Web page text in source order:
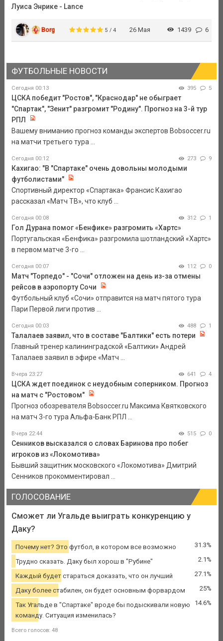
Луиса Энрике - Lance
Borg 5 / 4 26 Мая 1439 6
ФУТБОЛЬНЫЕ НОВОСТИ
Сегодня 00:13 395 5
ЦСКА победит "Ростов", "Краснодар" не обыграет
"Спартак", "Зенит" разгромит "Родину". Прогноз на 3-й тур
РПЛ
Вашему вниманию прогноз команды экспертов Bobsoccer.ru
на матчи третьего тура ...
Сегодня 00:12 273 9
Кахигао: "В "Спартаке" очень довольны молодыми
футболистами"
Спортивный директор «Спартака» Франсис Кахигао
рассказал «Матч ТВ», что клуб ...
Сегодня 00:08 312 1
Гол Дурана помог «Бенфике» разгромить «Хартс»
Португальская «Бенфика» разгромила шотландский «Хартс»
в первом матче 3-го ...
Сегодня 00:07 112 0
Матч "Торпедо" - "Сочи" отложен на день из-за отмены
рейсов в аэропорту Сочи
Футбольный клуб «Сочи» отправится на матч пятого тура
Пари Первой лиги против ...
Сегодня 00:03 488 1
Талалаев заявил, что в составе "Балтики" есть потери
Главный тренер калининградской «Балтики» Андрей
Талалаев заявил в эфире «Матч ...
Вчера 23:27 641 4
ЦСКА ждет поединок с неудобным соперником. Прогноз
на матч с "Ростовом"
Прогноз обозревателя Bobsoccer.ru Максима Квятковского
на матч 3-го тура Альфа-Банк РПЛ ...
Вчера 22:44 515 0
Сенников высказался о словах Баринова про побег
игроков из «Локомотива»
Бывший защитник московского «Локомотива» Дмитрий
Сенников прокомментировал ...
ГОЛОСОВАНИЕ
Сможет ли Угальде выиграть конкуренцию у
Даку?
Почему нет? Это футбол, в котором все возможно 31.3%
Трудно сказать. Даку был хорош в "Рубине" 2.1%
Каждый будет стараться доказать, что он лучший 27.1%
Даку более стабилен, он будет основным форвардом 25%
Так Угальде в "Спартаке" вроде бы подыскивали новую
команду. Ситуация изменилась?
14.6%
Всего голосов: 48